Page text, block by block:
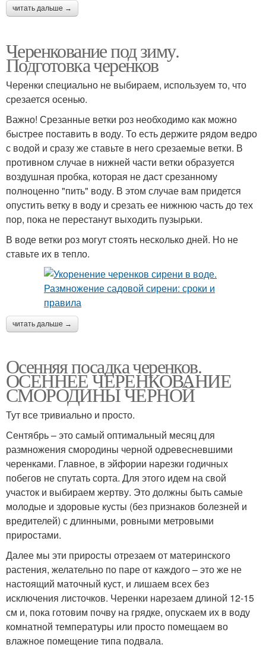
читать дальше →
Черенкование под зиму.
Подготовка черенков
Черенки специально не выбираем, используем то, что
срезается осенью.
Важно! Срезанные ветки роз необходимо как можно
быстрее поставить в воду. То есть держите рядом ведро
с водой и сразу же ставьте в него срезаемые ветки. В
противном случае в нижней части ветки образуется
воздушная пробка, которая не даст срезанному
полноценно "пить" воду. В этом случае вам придется
опустить ветку в воду и срезать ее нижнюю часть до тех
пор, пока не перестанут выходить пузырьки.
В воде ветки роз могут стоять несколько дней. Но не
ставьте их в тепло.
читать дальше →
Осенняя посадка черенков.
ОСЕННЕЕ ЧЕРЕНКОВАНИЕ
СМОРОДИНЫ ЧЕРНОЙ
Тут все тривиально и просто.
Сентябрь – это самый оптимальный месяц для
размножения смородины черной одревесневшими
черенками. Главное, в эйфории нарезки годичных
побегов не спутать сорта. Для этого идем на свой
участок и выбираем жертву. Это должны быть самые
молодые и здоровые кусты (без признаков болезней и
вредителей) с длинными, ровными метровыми
приростами.
Далее мы эти приросты отрезаем от материнского
растения, желательно по паре от каждого – это же не
настоящий маточный куст, и лишаем всех без
исключения листочков. Черенки нарезаем длиной 12-15
см и, пока готовим почву на грядке, опускаем их в воду
комнатной температуры или просто помещаем во
влажное помещение типа подвала.